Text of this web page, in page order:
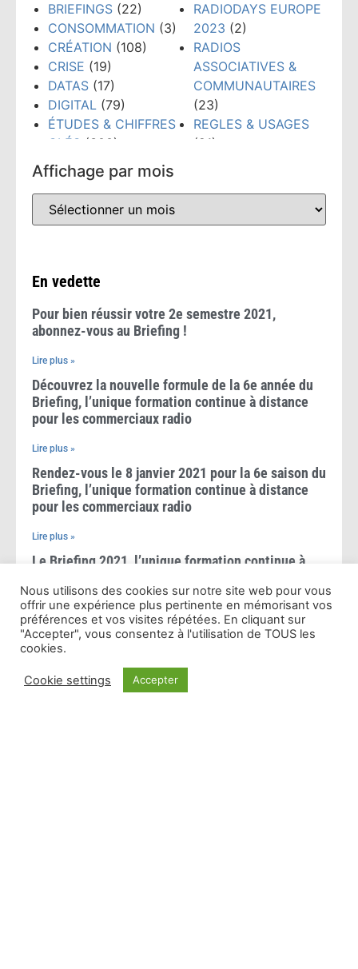
BRIEFINGS (22)
CONSOMMATION (3)
CRÉATION (108)
CRISE (19)
DATAS (17)
DIGITAL (79)
ÉTUDES & CHIFFRES
CLÉS (300)
ÉVÉNEMENTS
(159)
FORMATION(148)
GRANDS PRIX PUB
RADIO
(10)
RADIODAYS EUROPE
2023 (2)
RADIOS
ASSOCIATIVES &
COMMUNAUTAIRES
(23)
REGLES & USAGES
(21)
Affichage par mois
En vedette
Pour bien réussir votre 2e semestre 2021,
abonnez-vous au Briefing !
Lire plus »
Découvrez la nouvelle formule de la 6e année du
Briefing, l’unique formation continue à distance
pour les commerciaux radio
Lire plus »
Rendez-vous le 8 janvier 2021 pour la 6e saison du
Briefing, l’unique formation continue à distance
pour les commerciaux radio
Lire plus »
Le Briefing 2021, l’unique formation continue à
Lire plus »
Le Briefing 2020, l’unique formation à distance
pour les commerciaux radio+digital
Lire plus »
Nous utilisons des cookies sur notre site web pour vous
offrir une expérience plus pertinente en mémorisant vos
préférences et vos visites répétées. En cliquant sur
"Accepter", vous consentez à l'utilisation de TOUS les
cookies.
Cookie settings Accepter